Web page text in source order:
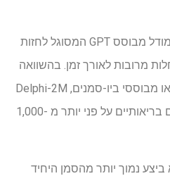
המחקר הציג את Delphi-2M, מודל מבוסס GPT המסוגל לחזות
מרובות לאורך זמן. בהשוואה
למודלים מבוססי מחלות יחיד או מבוססי ביו-סמנים, Delphi-2M
הראתה דיוק חזק בחיזוי סיכונים בריאותיים על פני יותר מ -1,000
נמוך יותר מהסמן היחיד